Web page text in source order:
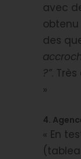
avec
obtenu
des
?”.
»
4.
« En